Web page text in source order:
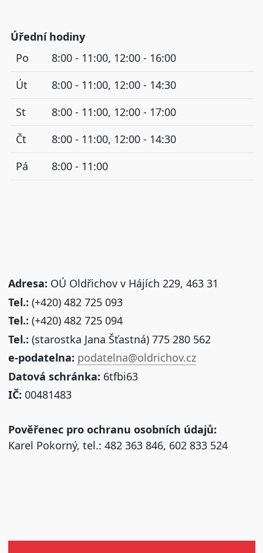
Úřední hodiny
Po
8:00 - 11:00, 12:00 - 16:00
Út
8:00 - 11:00, 12:00 - 14:30
St
8:00 - 11:00, 12:00 - 17:00
Čt
8:00 - 11:00, 12:00 - 14:30
Pá
8:00 - 11:00
Adresa: OÚ Oldřichov v Hájích 229, 463 31
Tel.: (+420) 482 725 093
Tel.: (+420) 482 725 094
Tel.: (starostka Jana Šťastná) 775 280 562
e-podatelna: podatelna@oldrichov.cz
Datová schránka: 6tfbi63
IČ: 00481483
Pověřenec pro ochranu osobních údajů:
Karel Pokorný, tel.: 482 363 846, 602 833 524